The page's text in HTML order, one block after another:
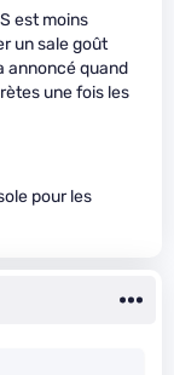
est moins
un sale goût
annoncé quand
une fois les
pour les